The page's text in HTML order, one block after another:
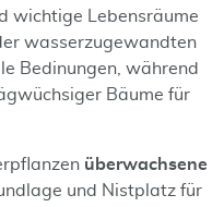
wichtige Lebensräume
wasserzugewandten
Bedinungen, während
Bäume für
überwachsene
und Nistplatz für